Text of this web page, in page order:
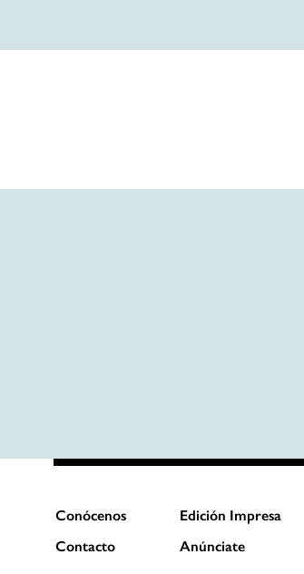
Conócenos Edición Impresa
Contacto
Anúnciate